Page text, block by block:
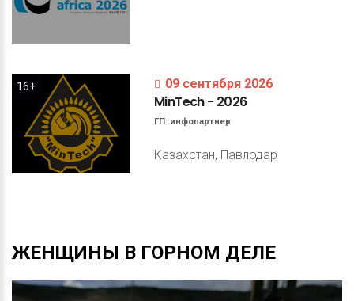
16+ 09 сентября 2026
MinTech- 2026
ГП: инфопартнер
Казахстан, Павлодар
ЖЕНЩИНЫ В ГОРНОМ ДЕЛЕ